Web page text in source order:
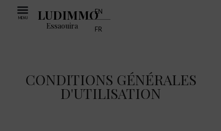
MENU LUDIMMO
Essaouira
EN
FR
CONDITIONS GÉNÉRALES
D'UTILISATION